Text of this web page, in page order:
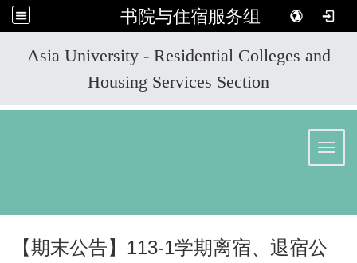
书院与住宿服务组
Asia University - Residential Colleges and
Housing Services Section
【期末公告】 113-1学期离宿、退宿公